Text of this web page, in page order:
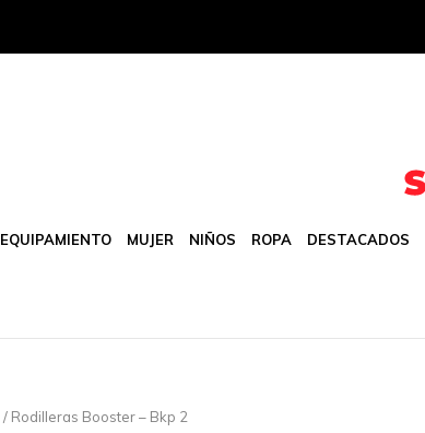
EQUIPAMIENTO MUJER NIÑOS ROPA DESTACADOS
/ Rodilleras Booster – Bkp 2